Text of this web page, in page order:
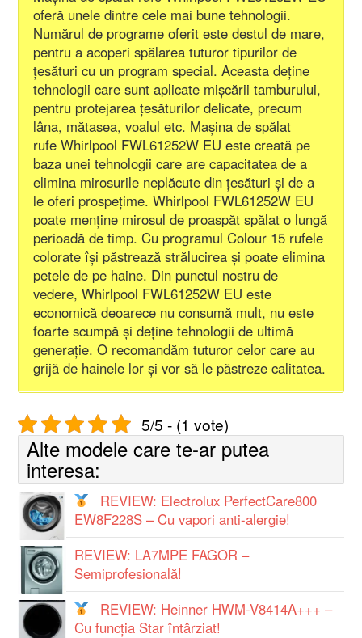
oferă unele dintre cele mai bune tehnologii.
Numărul de programe oferit este destul de mare,
pentru a acoperi spălarea tuturor tipurilor de
țesături cu un program special. Aceasta deține
tehnologii care sunt aplicate mișcării tamburului,
pentru protejarea țesăturilor delicate, precum
lâna, mătasea, voalul etc. Mașina de spălat
rufe Whirlpool FWL61252W EU este creată pe
baza unei tehnologii care are capacitatea de a
elimina mirosurile neplăcute din țesături și de a
le oferi prospețime. Whirlpool FWL61252W EU
poate menține mirosul de proaspăt spălat o lungă
perioadă de timp. Cu programul Colour 15 rufele
colorate își păstrează strălucirea și poate elimina
petele de pe haine. Din punctul nostru de
vedere, Whirlpool FWL61252W EU este
economică deoarece nu consumă mult, nu este
foarte scumpă și deține tehnologii de ultimă
generație. O recomandăm tuturor celor care au
grijă de hainele lor și vor să le păstreze calitatea.
5/5 - (1 vote)
Alte modele care te-ar putea
interesa:
REVIEW: Electrolux PerfectCare800
EW8F228S – Cu vapori anti-alergie!
REVIEW: LA7MPE FAGOR –
Semiprofesională!
REVIEW: Heinner HWM-V8414A+++ –
Cu funcția Star întârziat!